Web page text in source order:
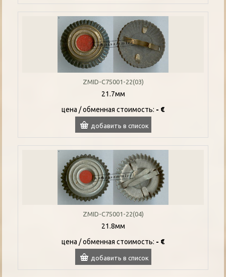
ZMID-C75001-22(03)
21.7мм
цена / oбменная стоимость: - €
добавить в список
ZMID-C75001-22(04)
21.8мм
цена / oбменная стоимость: - €
добавить в список